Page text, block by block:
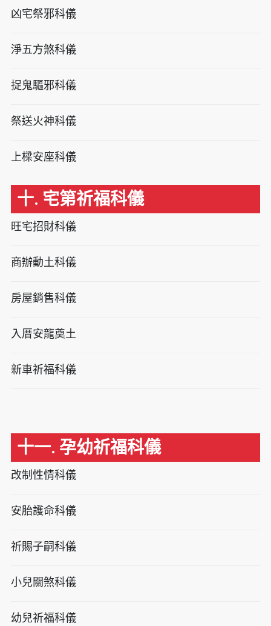
凶宅祭邪科儀
淨五方煞科儀
捉鬼驅邪科儀
祭送火神科儀
上樑安座科儀
十. 宅第祈福科儀
旺宅招財科儀
商辦動土科儀
房屋銷售科儀
入厝安龍奠土
新車祈福科儀
十一. 孕幼祈福科儀
改制性情科儀
安胎護命科儀
祈賜子嗣科儀
小兒關煞科儀
幼兒祈福科儀